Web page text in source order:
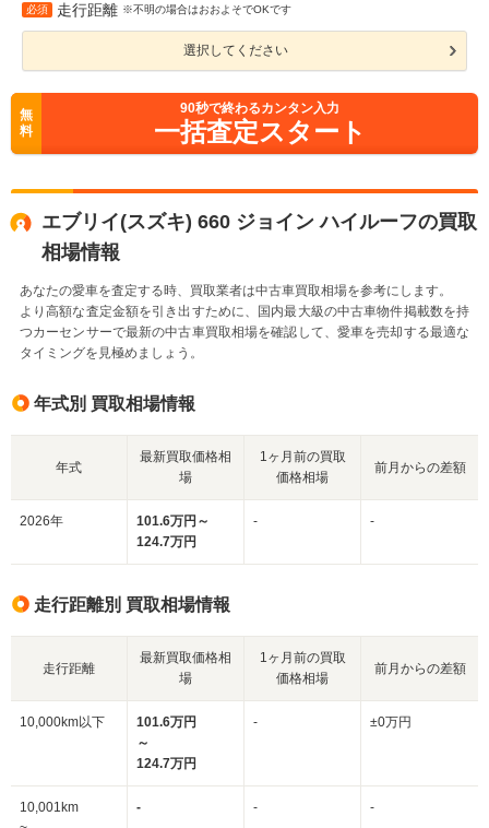
必須 走行距離 ※不明の場合はおおよそでOKです
選択してください
無
料
90秒で終わるカンタン入力
一括査定スタート
エブリイ(スズキ) 660 ジョイン ハイルーフの買取
相場情報
あなたの愛車を査定する時、買取業者は中古車買取相場を参考にします。
より高額な査定金額を引き出すために、国内最大級の中古車物件掲載数を持
つカーセンサーで最新の中古車買取相場を確認して、愛車を売却する最適な
タイミングを見極めましょう。
年式別 買取相場情報
年式
最新買取価格相
場
1ヶ月前の買取
価格相場
前月からの差額
2026年
101.6万円～
124.7万円
- -
走行距離別 買取相場情報
走行距離
最新買取価格相
場
1ヶ月前の買取
価格相場
前月からの差額
10,000km以下
101.6万円
～
124.7万円
- ±0万円
10,001km
- - -